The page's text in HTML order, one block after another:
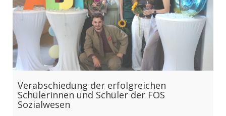
Verabschiedung der erfolgreichen
Schülerinnen und Schüler der FOS
Sozialwesen